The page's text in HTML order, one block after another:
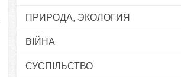
ПРИРОДА, ЭКОЛОГИЯ
ВІЙНА
СУСПІЛЬСТВО